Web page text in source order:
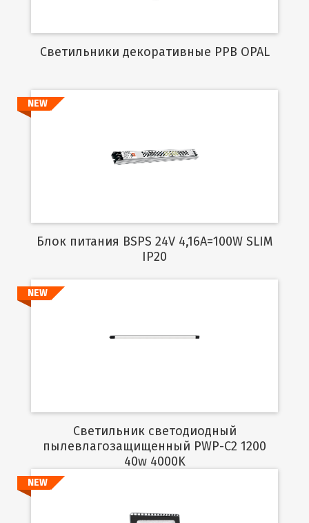
Cветильники декоративные PPB OPAL
Подробнее
NEW
Блок питания BSPS 24V 4,16A=100W SLIM
IP20
NEW
Светильник светодиодный
пылевлагозащищенный PWP-C2 1200
40w 4000K
NEW